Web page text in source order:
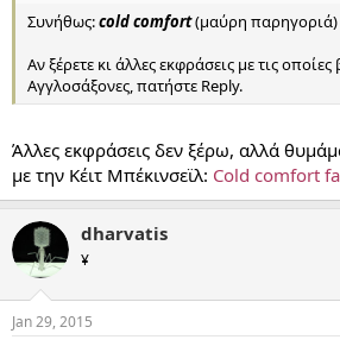
Συνήθως:cold comfort(μαύρη παρηγοριά)
Αν ξέρετε κι άλλες εκφράσεις με τις οποίες
Αγγλοσάξονες, πατήστε Reply.
Άλλες εκφράσεις δεν ξέρω, αλλά
με την Κέιτ Μπέκινσεϊλ: Cold comfort
dharvatis
¥
Jan 29, 2015